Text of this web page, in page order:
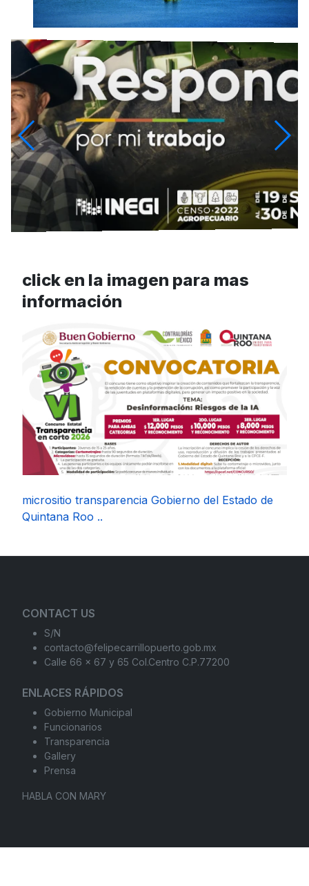
click en la imagen para mas
información
micrositio transparencia Gobierno del Estado de
Quintana Roo ..
CONTACT US
S/N
contacto@felipecarrillopuerto.gob.mx
Calle 66 x 67 y 65 Col.Centro C.P.77200
ENLACES RÁPIDOS
Gobierno Municipal
Funcionarios
Transparencia
Gallery
Prensa
HABLA CON MARY